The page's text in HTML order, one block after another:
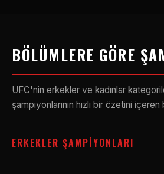
BÖLÜMLERE GÖRE
UFC'nin erkekler ve kadınlar
şampiyonlarının hızlı bir özetini içeren
ERKEKLER ŞAMPIYONLARI